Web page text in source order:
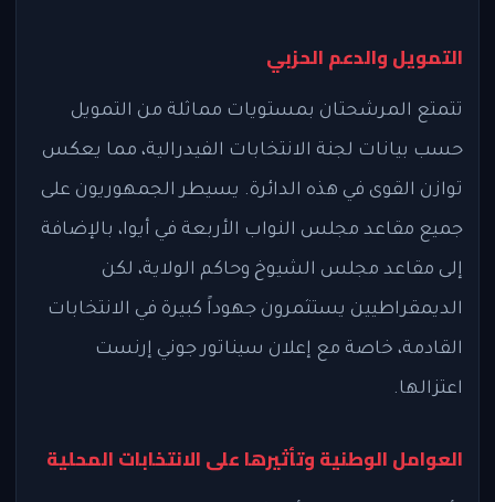
التمويل والدعم الحزبي
تتمتع المرشحتان بمستويات مماثلة من التمويل
حسب بيانات لجنة الانتخابات الفيدرالية، مما يعكس
توازن القوى في هذه الدائرة. يسيطر الجمهوريون على
جميع مقاعد مجلس النواب الأربعة في أيوا، بالإضافة
إلى مقاعد مجلس الشيوخ وحاكم الولاية، لكن
الديمقراطيين يستثمرون جهوداً كبيرة في الانتخابات
القادمة، خاصة مع إعلان سيناتور جوني إرنست
اعتزالها.
العوامل الوطنية وتأثيرها على الانتخابات المحلية